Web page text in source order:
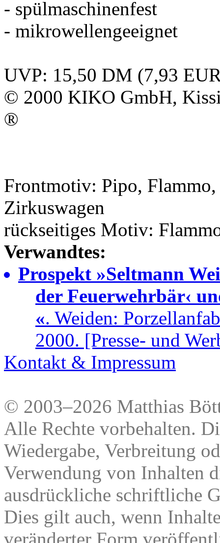
- spülmaschinenfest
- mikrowellengeeignet
UVP: 15,50 DM (7,93
© 2000 KIKO GmbH,
®
Frontmotiv: Pipo,
Zirkuswagen
rückseitiges Motiv:
Verwandtes:
Prospekt »Seltmann
der Feuerwehrbär‹
«. Weiden:
2000. [Presse- und
Kontakt & Impressum
© 2003–2026 Matthias
Alle Rechte vorbehalten.
Wiedergabe, Verbreitung
Verwendung von Inhalten
ausdrückliche schriftliche
Dies gilt auch, wenn